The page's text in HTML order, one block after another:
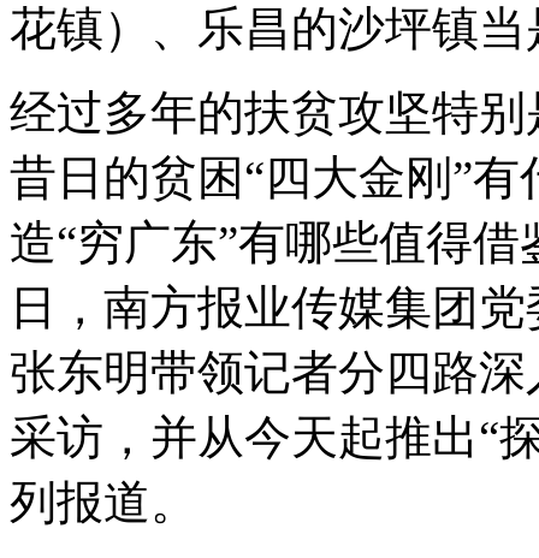
花镇）、乐昌的沙坪镇
经过多年的扶贫攻坚特
昔日的贫困“四大金刚”
造“穷广东”有哪些值得
日，南方报业传媒集团
张东明带领记者分四路
采访，并从今天起推出“
列报道。